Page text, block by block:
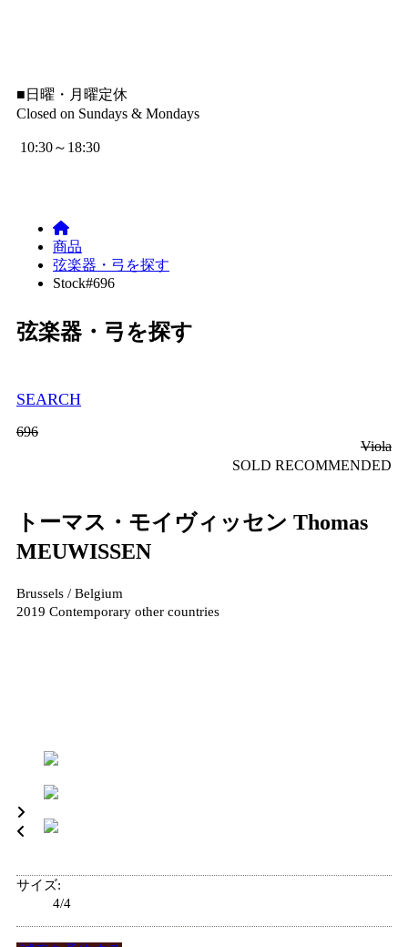
■ 日曜・月曜定休
Closed on Sundays & Mondays
10:30～18:30
商品
弦楽器・弓を探す
Stock#696
弦楽器・弓を探す
SEARCH
696
Viola
SOLD RECOMMENDED
トーマス・モイヴィッセン Thomas
MEUWISSEN
Brussels / Belgium
2019 Contemporary other countries
サイズ:
4/4